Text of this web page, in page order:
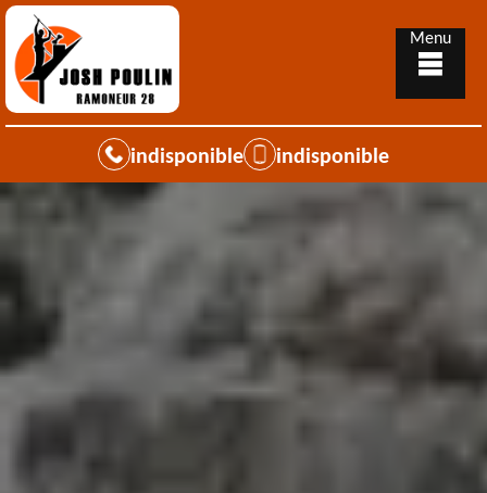
indisponible indisponible
Menu